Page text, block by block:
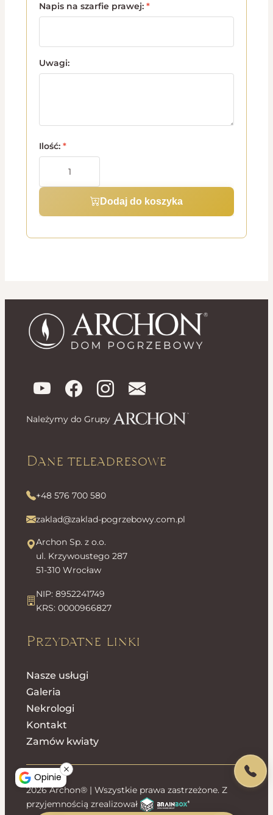
Napis na szarfie prawej: *
Uwagi:
Ilość: *
Dodaj do koszyka
Należymy do Grupy
Dane teleadresowe
+48 576 700 580
zaklad@zaklad-pogrzebowy.com.pl
Archon Sp. z o.o.
ul. Krzywoustego 287
51-310 Wrocław
NIP: 8952241749
KRS: 0000966827
Przydatne linki
Nasze usługi
Galeria
Nekrologi
Kontakt
Zamów kwiaty
2026 Archon® | Wszystkie prawa zastrzeżone. Z
przyjemnością zrealizował
Opinie